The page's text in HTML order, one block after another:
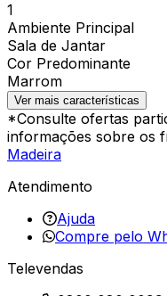
1
Ambiente Principal
Sala de Jantar
Cor Predominante
Marrom
Ver mais características
*Consulte ofertas
informações sobre os
Madeira
Atendimento
Ajuda
Compre pelo
Televendas